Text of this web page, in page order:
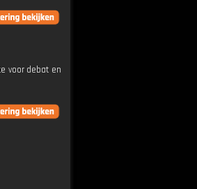
voor debat en